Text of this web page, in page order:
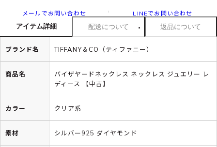
メールでお問い合わせ LINEでお問い合わせ
アイテム詳細 配送について 返品について
ブランド名 TIFFANY＆CO（ティファニー）
商品名
バイザヤードネックレス ネックレス ジュエリー レ
ディース 【中古】
カラー クリア系
素材 シルバー925 ダイヤモンド